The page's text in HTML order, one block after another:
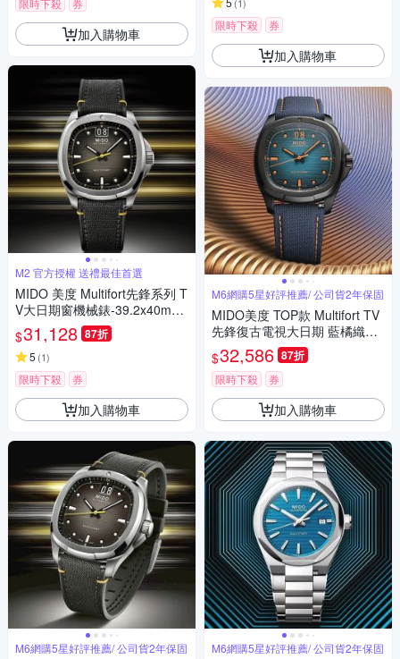
限時下殺 券
加入購物車
M2 官方授權 送禮最佳首選
MIDO 美度 Multifort先鋒系列 T
V大日期窗機械錶-39.2x40mm
M0495261708101
$31,128 87折
5 (1)
限時下殺 券
加入購物車
M6網購5星好評推薦/ 公司貨2年保固
(1)
限時下殺 券
加入購物車
M6網購5星好評推薦/ 公司貨2年保固
MIDO美度 TOP款 Multifort TV
先鋒復古電視大日期 藍橘織帶
款40㎜ M6(M0495263704100)
$32,586 87折
限時下殺 券
加入購物車
M6網購5星好評推薦/ 公司貨2年保固